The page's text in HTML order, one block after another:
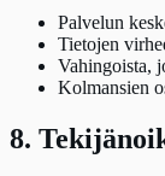
Palvelun
Tietojen
Vahingoista,
Kolmansien
8.